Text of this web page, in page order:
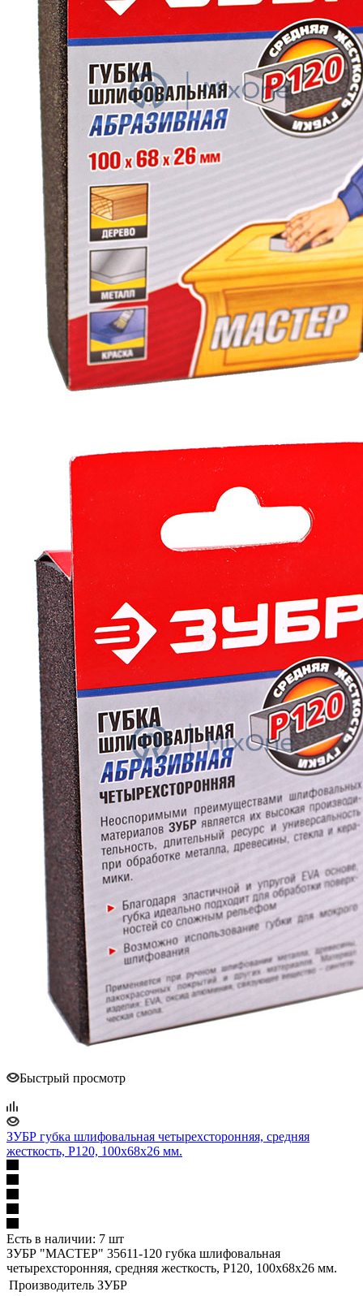
Быстрый просмотр
ЗУБР губка шлифовальная четырехсторонняя, средняя
жесткость, Р120, 100х68х26 мм.
Есть в наличии: 7 шт
ЗУБР "МАСТЕР" 35611-120 губка шлифовальная
четырехсторонняя, средняя жесткость, Р120, 100х68х26 мм.
Производитель ЗУБР